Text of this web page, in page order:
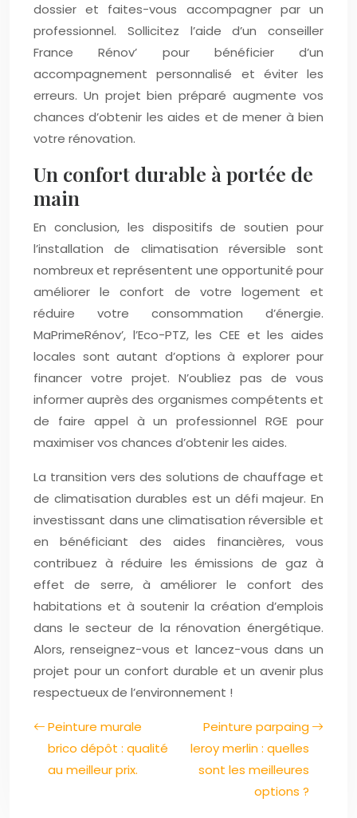
dossier et faites-vous accompagner par un
professionnel. Sollicitez l’aide d’un conseiller
France Rénov’ pour bénéficier d’un
accompagnement personnalisé et éviter les
erreurs. Un projet bien préparé augmente vos
chances d’obtenir les aides et de mener à bien
votre rénovation.
Un confort durable à portée de
main
En conclusion, les dispositifs de soutien pour
l’installation de climatisation réversible sont
nombreux et représentent une opportunité pour
améliorer le confort de votre logement et
réduire votre consommation d’énergie.
MaPrimeRénov’, l’Eco-PTZ, les CEE et les aides
locales sont autant d’options à explorer pour
financer votre projet. N’oubliez pas de vous
informer auprès des organismes compétents et
de faire appel à un professionnel RGE pour
maximiser vos chances d’obtenir les aides.
La transition vers des solutions de chauffage et
de climatisation durables est un défi majeur. En
investissant dans une climatisation réversible et
en bénéficiant des aides financières, vous
contribuez à réduire les émissions de gaz à
effet de serre, à améliorer le confort des
habitations et à soutenir la création d’emplois
dans le secteur de la rénovation énergétique.
Alors, renseignez-vous et lancez-vous dans un
projet pour un confort durable et un avenir plus
respectueux de l’environnement !
Peinture murale
brico dépôt : qualité
au meilleur prix.
Peinture parpaing
leroy merlin : quelles
sont les meilleures
options ?